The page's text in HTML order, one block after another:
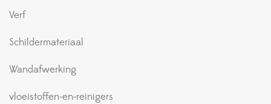
Verf
Schildermateriaal
Wandafwerking
vloeistoffen-en-reinigers